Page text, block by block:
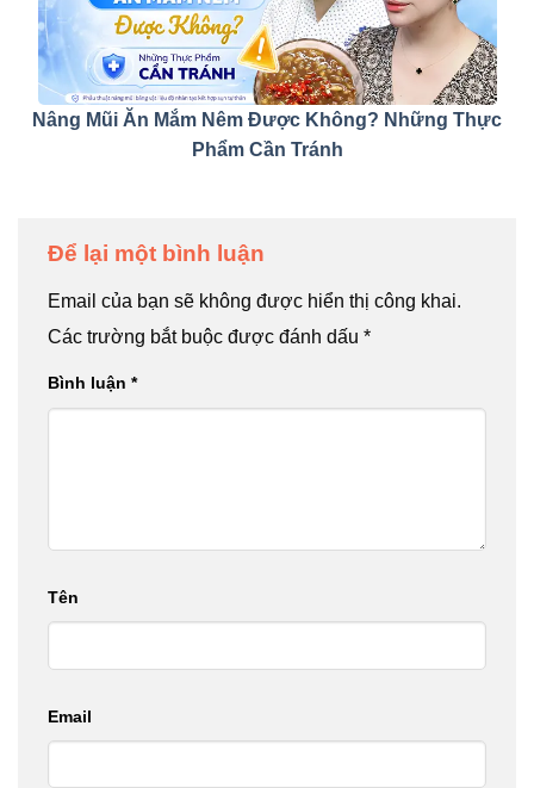
Nâng Mũi Ăn Mắm Nêm Được Không? Những Thực
Phẩm Cần Tránh
Để lại một bình luận
Email của bạn sẽ không được hiển thị công khai.
Các trường bắt buộc được đánh dấu *
Bình luận *
Tên
Email